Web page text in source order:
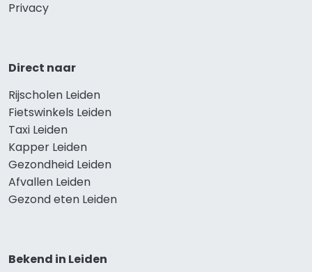
Privacy
Direct naar
Rijscholen Leiden
Fietswinkels Leiden
Taxi Leiden
Kapper Leiden
Gezondheid Leiden
Afvallen Leiden
Gezond eten Leiden
Bekend in Leiden